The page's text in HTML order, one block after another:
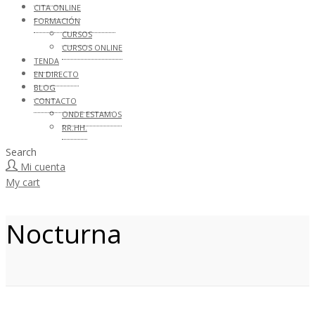
CITA ONLINE
FORMACIÓN
CURSOS
CURSOS ONLINE
TENDA
EN DIRECTO
BLOG
CONTACTO
ONDE ESTAMOS
RR.HH.
Search
Mi cuenta
My cart
Nocturna